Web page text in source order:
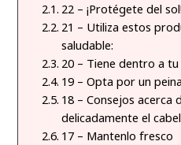
22 – ¡Protégete del sol!
21 – Utiliza estos
saludable:
20 – Tiene dentro a
19 – Opta por un
18 – Consejos acerca
delicadamente el
17 – Mantenlo fresco